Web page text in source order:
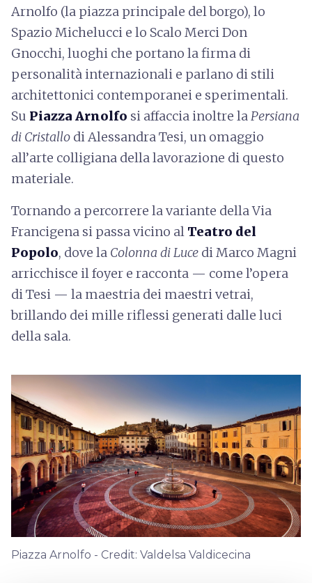
Arnolfo (la piazza principale del borgo), lo
Spazio Michelucci e lo Scalo Merci Don
Gnocchi, luoghi che portano la firma di
personalità internazionali e parlano di stili
architettonici contemporanei e sperimentali.
Su Piazza Arnolfo si affaccia inoltre laPersiana
di Cristallo di Alessandra Tesi, un omaggio
all’arte colligiana della lavorazione di questo
materiale.
Tornando a percorrere la variante della Via
Francigena si passa vicino al Teatro del
Popolo, dove la Colonna di Luce di Marco Magni
arricchisce il foyer e racconta — come l’opera
di Tesi — la maestria dei maestri vetrai,
brillando dei mille riflessi generati dalle luci
della sala.
Piazza Arnolfo - Credit: Valdelsa Valdicecina